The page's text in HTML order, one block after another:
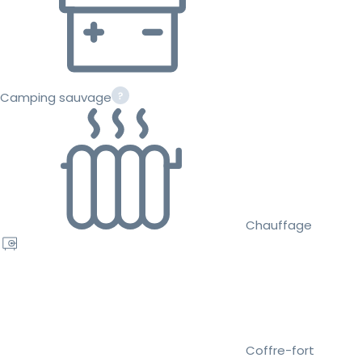
Camping sauvage
Chauffage
Coffre-fort